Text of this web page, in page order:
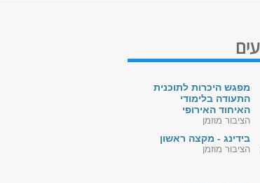
מפגש היכרות לתוכנית
התעודה בלימודי
האיחוד האירופי
הציבור מוזמן
בידינג - מקצה ראשון
הציבור מוזמן